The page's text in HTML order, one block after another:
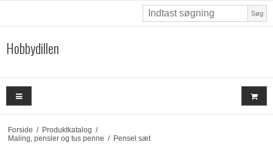
Søg
Hobbydillen
Forside / Produktkatalog /
Maling, pensler og tus penne / Pensel sæt